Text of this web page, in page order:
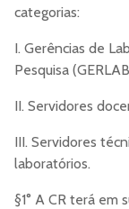
categorias:
I. Gerências de
Pesquisa
II. Servidores
III. Servidores
laboratórios.
§1° A CR terá em